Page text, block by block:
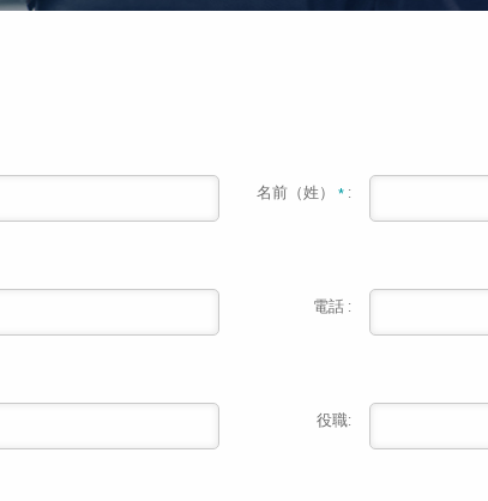
名前（姓） * :
電話 :
役職: